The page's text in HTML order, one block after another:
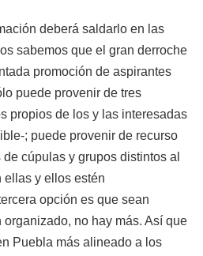
deberá saldarlo en las
sabemos que el gran derroche
promoción de aspirantes
puede provenir de tres
propios de los y las interesadas
; puede provenir de recurso
cúpulas y grupos distintos al
ellas y ellos estén
opción es que sean
no hay más. Así que
Puebla más alineado a los